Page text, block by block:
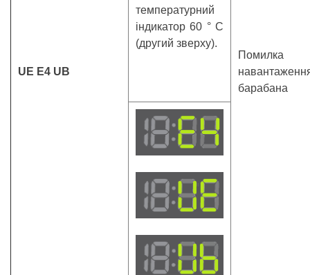
UE Е4 UB
температурний
індикатор 60 ° С
(другий зверху).
Помилка
барабана